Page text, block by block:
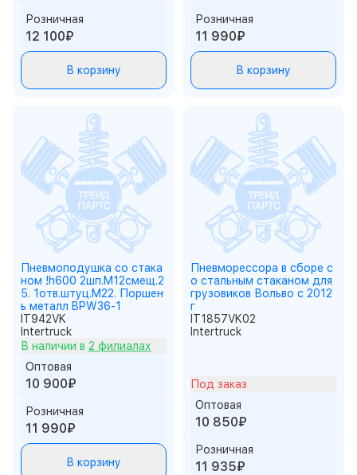
Розничная
12 100₽
В корзину
Розничная
11 990₽
В корзину
Пневмоподушка со стака
ном !h600 2шп.M12смещ.2
5. 1отв.штуц.M22. Поршен
ь металл BPW36-1
IT942VK
Intertruck
В наличии в 2 филиалах
Оптовая
10 900₽
Розничная
11 990₽
В корзину
Пневморессора в сборе с
о стальным стаканом для
грузовиков Вольво с 2012
г
IT1857VK02
Intertruck
Под заказ
Оптовая
10 850₽
Розничная
11 935₽